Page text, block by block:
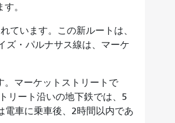
。
ています。この新ルートは、
ズ・パルナサス線は、マーケ
。マーケットストリートで
リート沿いの地下鉄では、5
車に乗車後、2時間以内であ